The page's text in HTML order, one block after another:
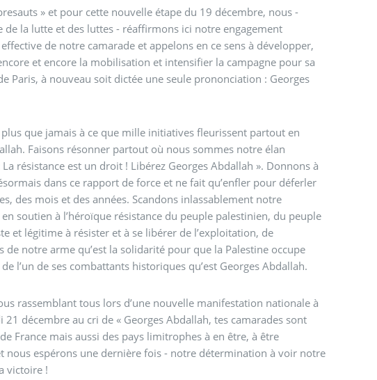
» et pour cette nouvelle étape du 19 décembre, nous -
la lutte et des luttes - réaffirmons ici notre engagement
de notre camarade et appelons en ce sens à développer,
et encore la mobilisation et intensifier la campagne pour sa
Paris, à nouveau soit dictée une seule prononciation : Georges
que jamais à ce que mille initiatives fleurissent partout en
Faisons résonner partout où nous sommes notre élan
résistance est un droit ! Libérez Georges Abdallah ». Donnons à
dans ce rapport de force et ne fait qu’enfler pour déferler
des mois et des années. Scandons inlassablement notre
soutien à l’héroïque résistance du peuple palestinien, du peuple
et légitime à résister et à se libérer de l’exploitation, de
notre arme qu’est la solidarité pour que la Palestine occupe
l’un de ses combattants historiques qu’est Georges Abdallah.
rassemblant tous lors d’une nouvelle manifestation nationale à
décembre au cri de « Georges Abdallah, tes camarades sont
France mais aussi des pays limitrophes à en être, à être
espérons une dernière fois - notre détermination à voir notre
victoire !